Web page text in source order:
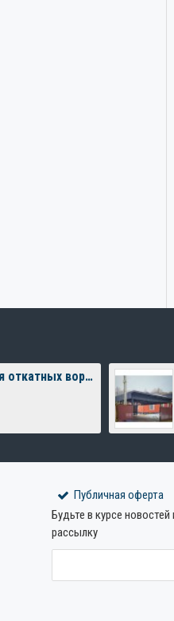
Комплект для откатных ворот FURNITEH XL до 400 кг, балка 6м.
Публичная оферта
Будьте в курсе
рассылку